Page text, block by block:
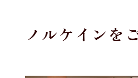
ノルケインを